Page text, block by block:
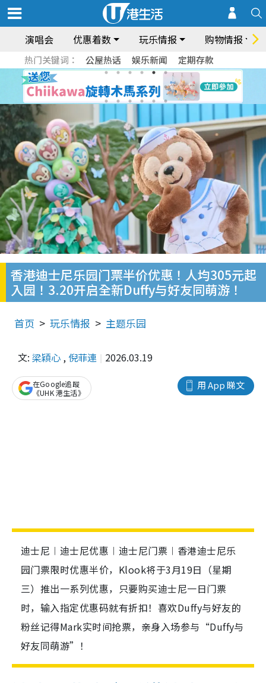
演唱会 优惠着数 玩乐情报 购物情报
热门关键词： 公屋热话 娱乐新闻 定期存款
香港迪士尼乐园门票半价优惠！人均305元起
入园！3.20开启全新Duffy与好友同萌游！
首页 玩乐情报 主题乐园
文: 梁穎心 , 倪菲連 2026.03.19
用 App 睇文
在Google追蹤
《UHK 港生活》
迪士尼︱迪士尼优惠︱迪士尼门票︱香港迪士尼乐
园门票限时优惠半价，Klook将于3月19日（星期
三）推出一系列优惠，只要购买迪士尼一日门票
时，输入指定优惠码就有折扣！喜欢Duffy与好友的
粉丝记得Mark实时间抢票，亲身入场参与“Duffy与
好友同萌游”！